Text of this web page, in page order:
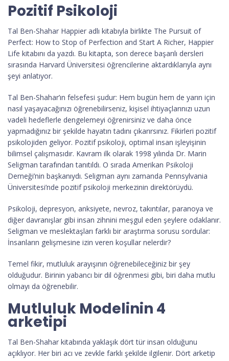
Pozitif Psikoloji
Tal Ben-Shahar Happier adlı kitabıyla birlikte The Pursuit of
Perfect: How to Stop of Perfection and Start A Richer, Happier
Life kitabını da yazdı. Bu kitapta, son derece başarılı dersleri
sırasında Harvard Üniversitesi öğrencilerine aktardıklarıyla aynı
şeyi anlatıyor.
Tal Ben-Shahar’ın felsefesi şudur: Hem bugün hem de yarın için
nasıl yaşayacağınızı öğrenebilirseniz, kişisel ihtiyaçlarınızı uzun
vadeli hedeflerle dengelemeyi öğrenirsiniz ve daha önce
yapmadığınız bir şekilde hayatın tadını çıkarırsınız. Fikirleri pozitif
psikolojiden geliyor. Pozitif psikoloji, optimal insan işleyişinin
bilimsel çalışmasıdır. Kavram ilk olarak 1998 yılında Dr. Marin
Seligman tarafından tanıtıldı. O sırada Amerikan Psikoloji
Derneği’nin başkanıydı. Seligman aynı zamanda Pennsylvania
Üniversitesi’nde pozitif psikoloji merkezinin direktörüydü.
Psikoloji, depresyon, anksiyete, nevroz, takıntılar, paranoya ve
diğer davranışlar gibi insan zihnini meşgul eden şeylere odaklanır.
Seligman ve meslektaşları farklı bir araştırma sorusu sordular:
İnsanların gelişmesine izin veren koşullar nelerdir?
Temel fikir, mutluluk arayışının öğrenebileceğiniz bir şey
olduğudur. Birinin yabancı bir dil öğrenmesi gibi, biri daha mutlu
olmayı da öğrenebilir.
Mutluluk Modelinin 4
arketipi
Tal Ben-Shahar kitabında yaklaşık dört tür insan olduğunu
açıklıyor. Her biri acı ve zevkle farklı şekilde ilgilenir. Dört arketip